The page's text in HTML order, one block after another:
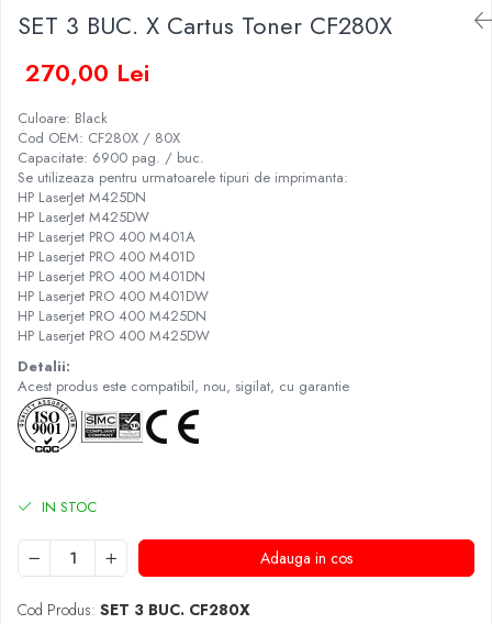
SET 3 BUC. X Cartus Toner CF280X
270,00 Lei
Culoare: Black
Cod OEM: CF280X / 80X
Capacitate: 6900 pag. / buc.
Se utilizeaza pentru urmatoarele tipuri de imprimanta:
HP LaserJet M425DN
HP LaserJet M425DW
HP Laserjet PRO 400 M401A
HP Laserjet PRO 400 M401D
HP Laserjet PRO 400 M401DN
HP Laserjet PRO 400 M401DW
HP Laserjet PRO 400 M425DN
HP Laserjet PRO 400 M425DW
Detalii:
Acest produs este compatibil, nou, sigilat, cu garantie
IN STOC
Adauga in cos
Cod Produs: SET 3 BUC. CF280X